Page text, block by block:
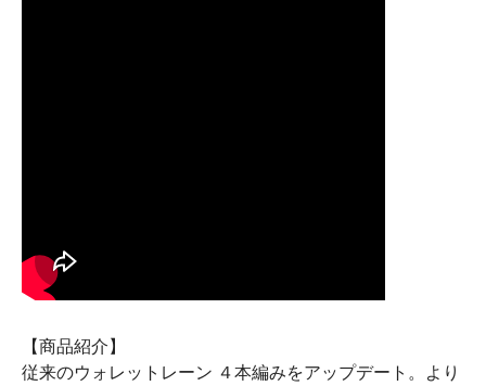
【商品紹介】
従来のウォレットレーン ４本編みをアップデート。より